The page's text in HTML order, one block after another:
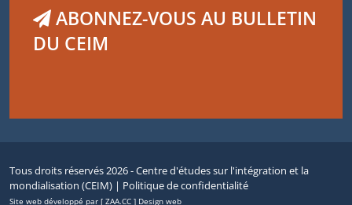
ABONNEZ-VOUS AU BULLETIN
DU CEIM
Tous droits réservés 2026 - Centre d'études sur l'intégration et la
mondialisation (CEIM) | Politique de confidentialité
Site web développé par [ ZAA.CC ] Design web